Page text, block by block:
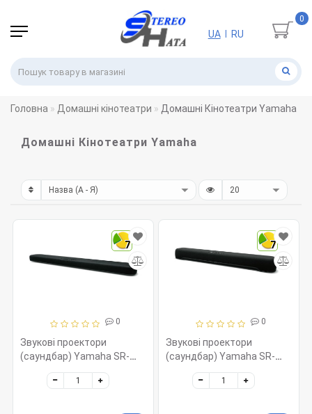
0
UA RU
Головна Домашні кінотеатри Домашні Кінотеатри Yamaha
Домашні Кінотеатри Yamaha
7
0
Звукові проектори
(саундбар) Yamaha SR-
B20A Black
7
0
Звукові проектори
(саундбар) Yamaha SR-
C20A Black